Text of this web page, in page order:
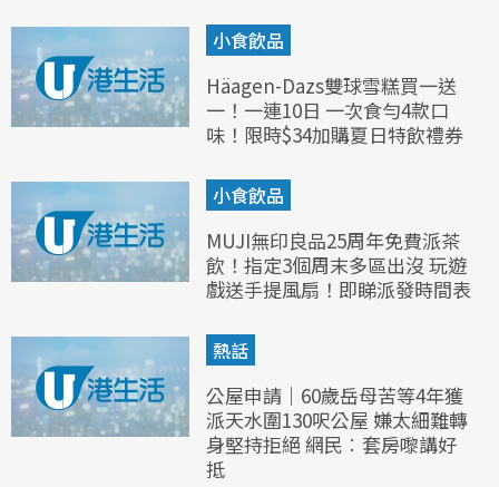
小食飲品
Häagen-Dazs雙球雪糕買一送
一！一連10日 一次食勻4款口
味！限時$34加購夏日特飲禮券
小食飲品
MUJI無印良品25周年免費派茶
飲！指定3個周末多區出沒 玩遊
戲送手提風扇！即睇派發時間表
熱話
公屋申請｜60歲岳母苦等4年獲
派天水圍130呎公屋 嫌太細難轉
身堅持拒絕 網民︰套房嚟講好
抵